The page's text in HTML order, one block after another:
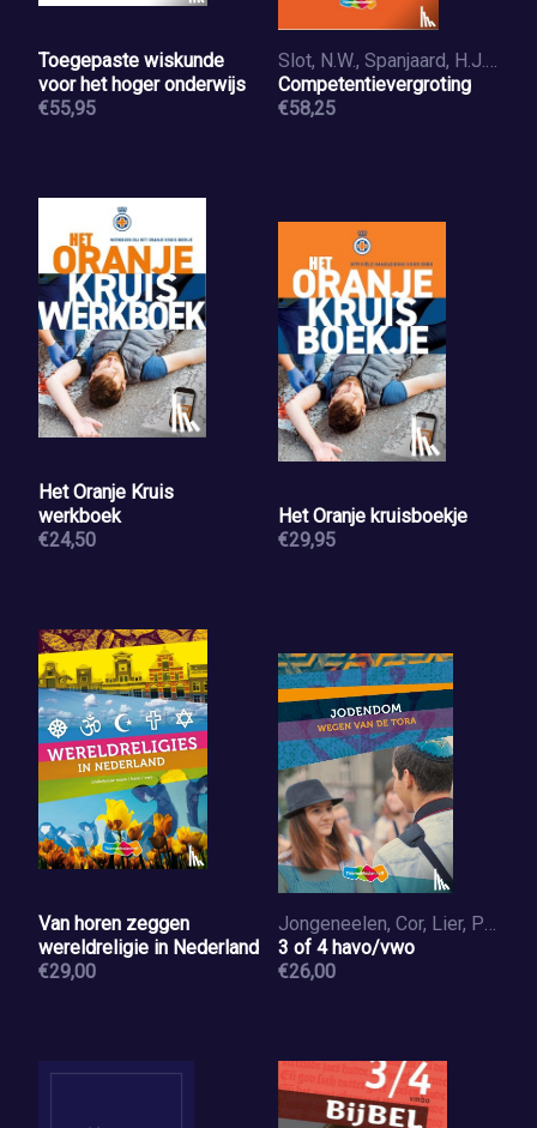
Toegepaste wiskunde
voor het hoger onderwijs
€55,95
Slot, N.W., Spanjaard, H.J.M.
Competentievergroting
€58,25
Het Oranje Kruis
werkboek
€24,50
Het Oranje kruisboekje
€29,95
Van horen zeggen
wereldreligie in Nederland
€29,00
Jongeneelen, Cor, Lier, Pieter van, Sleeuwenhoek, Gerrit, Smit, Epko, Veld, Jaap, Wubs, Albert
3 of 4 havo/vwo
€26,00